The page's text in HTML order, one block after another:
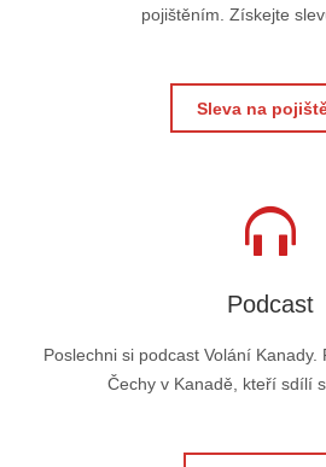
pojištěním. Získejte
Sleva na
Podcast
Poslechni si podcast Volání
Čechy v Kanadě, kteří sdílí